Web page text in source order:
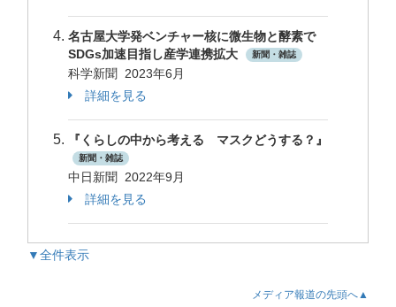
名古屋大学発ベンチャー核に微生物と酵素で
SDGs加速目指し産学連携拡大
新聞・雑誌
科学新聞 2023年6月
詳細を見る
『くらしの中から考える マスクどうする？』
新聞・雑誌
中日新聞 2022年9月
詳細を見る
▼全件表示
メディア報道の先頭へ▲